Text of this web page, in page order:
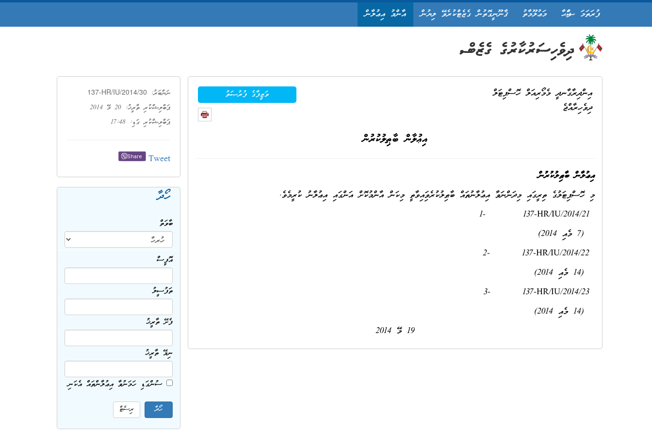
ފުރަތަމަ ޞަފްޙާ މަޢުލޫމާތު ޤާނޫނީގޮތުން ގެޒެޓްކުރެވޭ ލިޔުން އާންމު އިޢުލާން
ވަޒީފާގެ ފުރުޞަތު
އިންދިރާގާނދީ މެމޯރިއަލް ހޮސްޕިޓަލް
ދިވެހިރާއްޖެ
އިޢުލާން ބާޠިލުކުރުން
އިޢުލާން ބާޠިލުކުރުން
މި ހޮސްޕިޓަލުގެ ތިރީގައި މިދަންނަވާ އިޢުލާނުތައް ބާޠިލުކުރެވިފައިވާތީ މިކަން އާންމުކޮށް އަންގައި އިޢުލާނު ކުރީމެވެ.
1- 137-HR/IU/2014/21
(7 މެއި 2014)
2- 137-HR/IU/2014/22
(14 މެއި 2014)
3- 137-HR/IU/2014/23
(14 މެއި 2014)
19 މޭ 2014
ނަންބަރު: 137-HR/IU/2014/30
ޕަބްލިޝްކުރި ތާރީޚު: 20 މޭ 2014
ޕަބްލިޝްކުރި ގަޑި: 17:48
Tweet
Share
ހޯދާ
ބާވަތް
އޮފީސް
ތަފުސީލު
ފެށޭ ތާރީޚު
ނިމޭ ތާރީޚު
ސުންގަޑި ހަމަނުވާ އިޢުލާންތައް އެކަނި